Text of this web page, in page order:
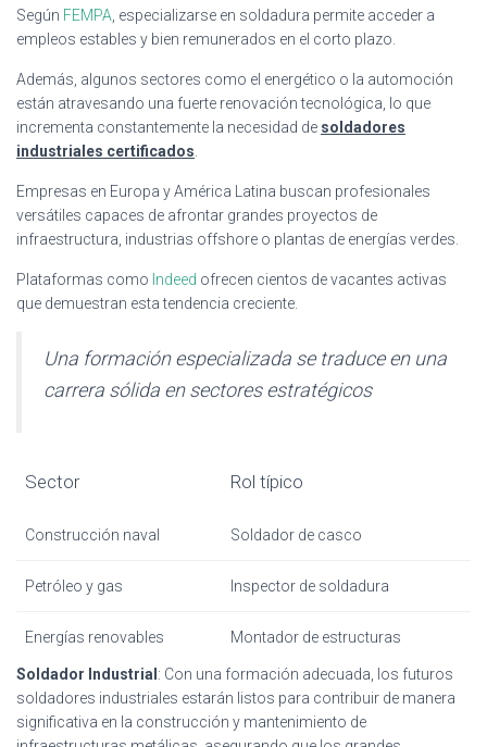
Según FEMPA , especializarse en soldadura permite acceder a
empleos estables y bien remunerados en el corto plazo.
Además, algunos sectores como el energético o la automoción
están atravesando una fuerte renovación tecnológica, lo que
incrementa constantemente la necesidad de soldadores
industriales certificados
Empresas en Europa y América Latina buscan profesionales
versátiles capaces de afrontar grandes proyectos de
infraestructura, industrias offshore o plantas de energías verdes.
Plataformas como Indeed ofrecen cientos de vacantes activas
que demuestran esta tendencia creciente.
Una formación especializada se traduce en una
carrera sólida en sectores estratégicos
Sector Rol típico
Construcción naval Soldador de casco
Petróleo y gas Inspector de soldadura
Energías renovables Montador de estructuras
Soldador Industrial : Con una formación adecuada, los futuros
soldadores industriales estarán listos para contribuir de manera
significativa en la construcción y mantenimiento de